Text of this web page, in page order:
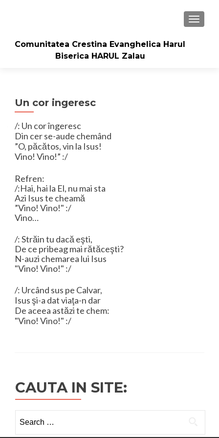
Comunitatea Crestina Evanghelica Harul
Biserica HARUL Zalau
Un cor ingeresc
/: Un cor îngeresc
Din cer se-aude chemând
”O, păcătos, vin la Isus!
Vino! Vino!” :/
Refren:
/:Hai, hai la El, nu mai sta
Azi Isus te cheamă
”Vino! Vino!" :/
Vino…
/: Străin tu dacă eşti,
De ce pribeag mai rătăceşti?
N-auzi chemarea lui Isus
"Vino! Vino!" :/
/: Urcând sus pe Calvar,
Isus şi-a dat viaţa-n dar
De aceea astăzi te chem:
"Vino! Vino!" :/
CAUTA IN SITE:
for: